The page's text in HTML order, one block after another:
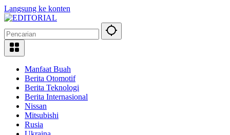
Langsung ke konten
Manfaat Buah
Berita Otomotif
Berita Teknologi
Berita Internasional
Nissan
Mitsubishi
Rusia